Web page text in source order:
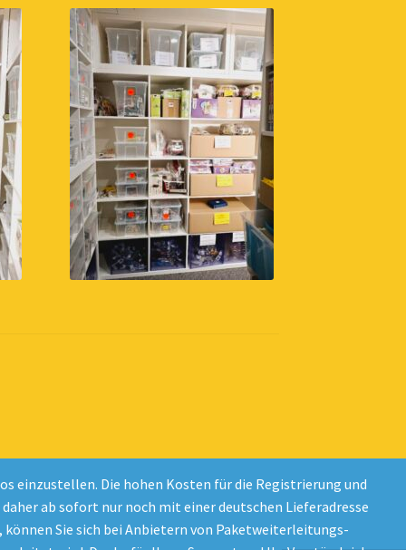
einzustellen. Die hohen Kosten für die Registrierung und
ab sofort nur noch mit einer deutschen Lieferadresse
können Sie sich bei Anbietern von Paketweiterleitungs-